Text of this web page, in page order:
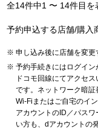
全14件中1 〜 14件目
予約申込する店舗/購入
申し込み後に店舗を変更
予約手続きにはログイン
ドコモ回線にてアクセ
です。ネットワーク暗証
Wi-Fiまたはご自宅のイ
アカウントのID／パス
い方も、dアカウントの